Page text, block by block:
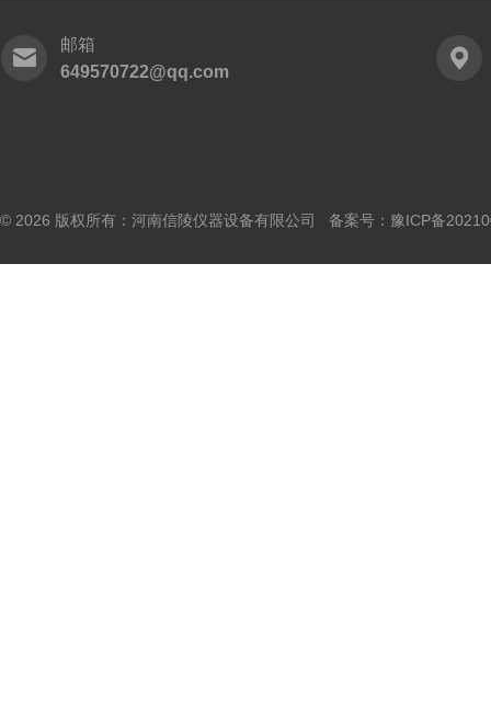
邮箱
649570722@qq.com
© 2026 版权所有：河南信陵仪器设备有限公司 备案号： 豫ICP备